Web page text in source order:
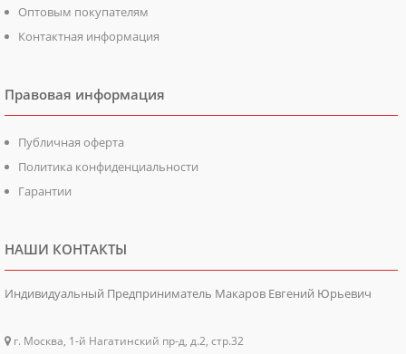
Оптовым покупателям
Контактная информация
Правовая информация
Публичная оферта
Политика конфиденциальности
Гарантии
НАШИ КОНТАКТЫ
Индивидуальный Предприниматель Макаров Евгений Юрьевич
г. Москва, 1-й Нагатинский пр-д, д.2, стр.32